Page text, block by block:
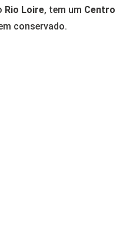
Rio Loire, tem um Centro
conservado.